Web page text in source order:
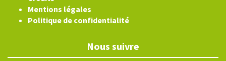
Mentions légales
Politique de confidentialité
Nous suivre